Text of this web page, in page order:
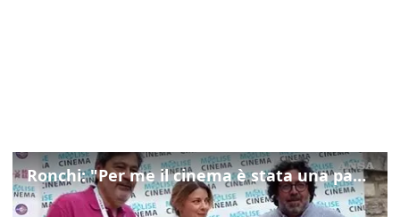
Ronchi: "Per me il cinema è stata una passione, monografia dedicata è un bel regalo"